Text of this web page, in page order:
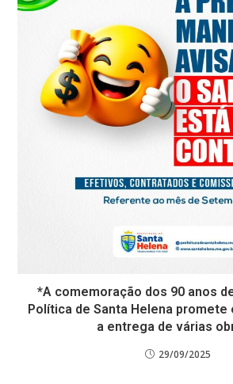
*A comemoração dos 90 anos
Política de Santa Helena promete
a entrega de várias
29/09/2025